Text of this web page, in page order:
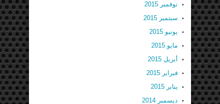
نوفمبر 2015
سبتمبر 2015
يونيو 2015
مايو 2015
أبريل 2015
فبراير 2015
يناير 2015
ديسمبر 2014